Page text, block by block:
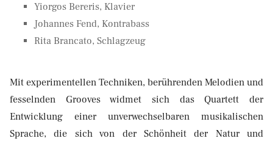
Yiorgos Bereris, Klavier
Johannes Fend, Kontrabass
Rita Brancato, Schlagzeug
Mit experimentellen Techniken, berührenden Melodien und
fesselnden Grooves widmet sich das Quartett der
Entwicklung einer unverwechselbaren musikalischen
Sprache, die sich von der Schönheit der Natur und